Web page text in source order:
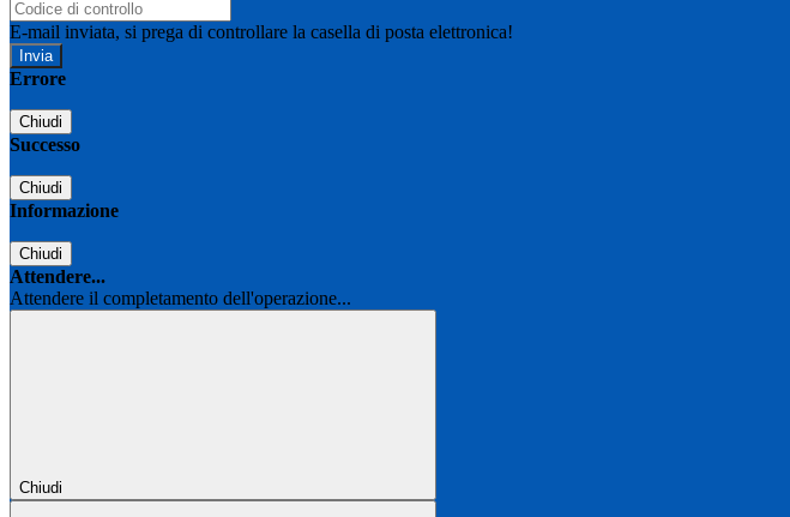
E-mail inviata, si prega di controllare la casella di posta elettronica!
Errore
Chiudi
Successo
Chiudi
Informazione
Chiudi
Attendere...
Attendere il completamento dell'operazione...
Chiudi